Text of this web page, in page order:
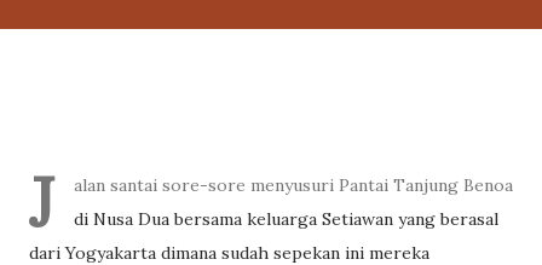
J
alan santai sore-sore menyusuri Pantai Tanjung Benoa
di Nusa Dua bersama keluarga Setiawan yang berasal
dari Yogyakarta dimana sudah sepekan ini mereka